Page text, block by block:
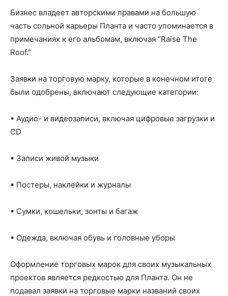
Бизнес владеет авторскими правами на большую
часть сольной карьеры Планта и часто упоминается в
примечаниях к его альбомам, включая “Raise The
Roof.”
Заявки на торговую марку, которые в конечном итоге
были одобрены, включают следующие категории:
▪ Аудио- и видеозаписи, включая цифровые загрузки и
CD
▪ Записи живой музыки
▪ Постеры, наклейки и журналы
▪ Сумки, кошельки, зонты и багаж
▪ Одежда, включая обувь и головные уборы
Оформление торговых марок для своих музыкальных
проектов является редкостью для Планта. Он не
подавал заявки на торговые марки названий своих